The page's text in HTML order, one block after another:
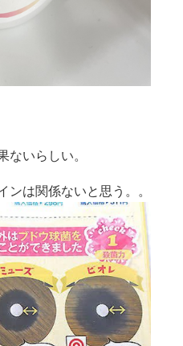
ないらしい。
ンは関係ないと思う。。